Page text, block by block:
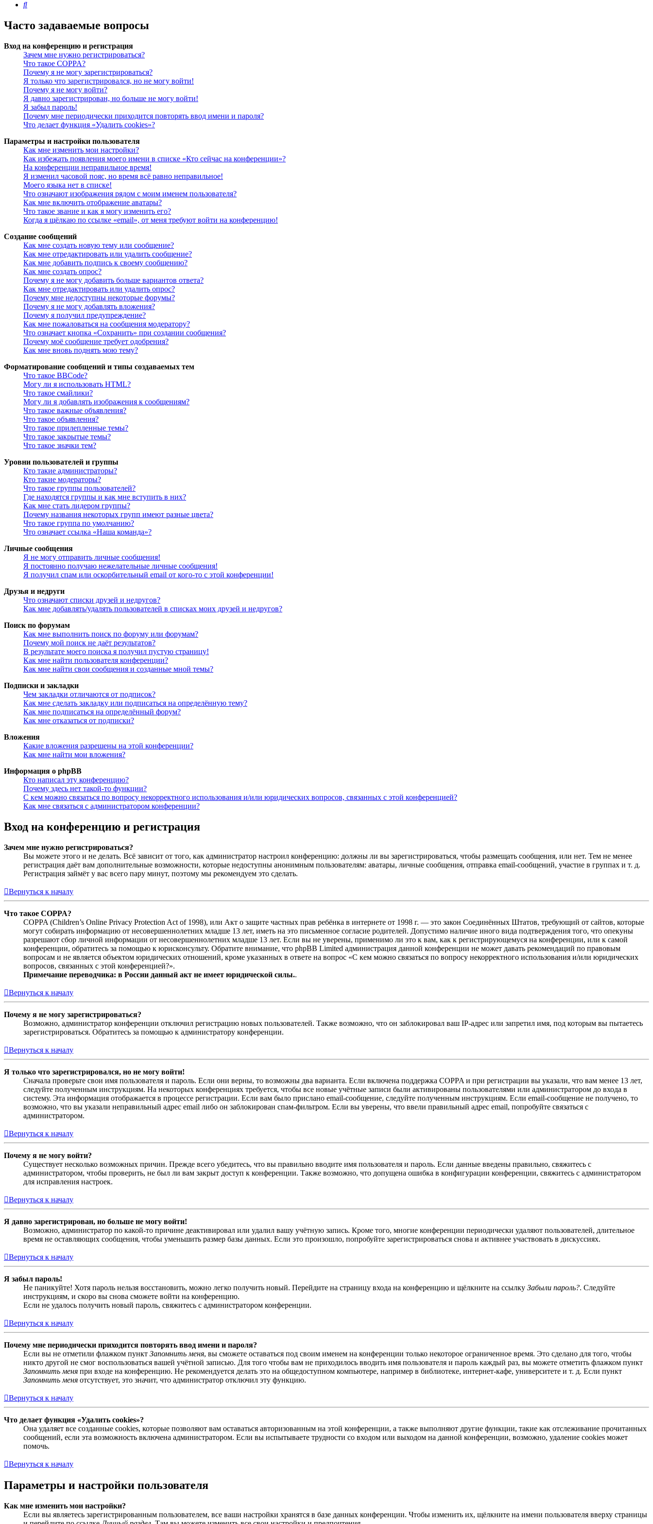
Поиск
Часто задаваемые вопросы
Вход на конференцию и регистрация
Зачем мне нужно регистрироваться?
Что такое COPPA?
Почему я не могу зарегистрироваться?
Я только что зарегистрировался, но не могу войти!
Почему я не могу войти?
Я давно зарегистрирован, но больше не могу войти!
Я забыл пароль!
Почему мне периодически приходится повторять ввод имени и пароля?
Что делает функция «Удалить cookies»?
Параметры и настройки пользователя
Как мне изменить мои настройки?
Как избежать появления моего имени в списке «Кто сейчас на конференции»?
На конференции неправильное время!
Я изменил часовой пояс, но время всё равно неправильное!
Моего языка нет в списке!
Что означают изображения рядом с моим именем пользователя?
Как мне включить отображение аватары?
Что такое звание и как я могу изменить его?
Когда я щёлкаю по ссылке «email», от меня требуют войти на конференцию!
Создание сообщений
Как мне создать новую тему или сообщение?
Как мне отредактировать или удалить сообщение?
Как мне добавить подпись к своему сообщению?
Как мне создать опрос?
Почему я не могу добавить больше вариантов ответа?
Как мне отредактировать или удалить опрос?
Почему мне недоступны некоторые форумы?
Почему я не могу добавлять вложения?
Почему я получил предупреждение?
Как мне пожаловаться на сообщения модератору?
Что означает кнопка «Сохранить» при создании сообщения?
Почему моё сообщение требует одобрения?
Как мне вновь поднять мою тему?
Форматирование сообщений и типы создаваемых тем
Что такое BBCode?
Могу ли я использовать HTML?
Что такое смайлики?
Могу ли я добавлять изображения к сообщениям?
Что такое важные объявления?
Что такое объявления?
Что такое прилепленные темы?
Что такое закрытые темы?
Что такое значки тем?
Уровни пользователей и группы
Кто такие администраторы?
Кто такие модераторы?
Что такое группы пользователей?
Где находятся группы и как мне вступить в них?
Как мне стать лидером группы?
Почему названия некоторых групп имеют разные цвета?
Что такое группа по умолчанию?
Что означает ссылка «Наша команда»?
Личные сообщения
Я не могу отправить личные сообщения!
Я постоянно получаю нежелательные личные сообщения!
Я получил спам или оскорбительный email от кого-то с этой конференции!
Друзья и недруги
Что означают списки друзей и недругов?
Как мне добавлять/удалять пользователей в списках моих друзей и недругов?
Поиск по форумам
Как мне выполнить поиск по форуму или форумам?
Почему мой поиск не даёт результатов?
В результате моего поиска я получил пустую страницу!
Как мне найти пользователя конференции?
Как мне найти свои сообщения и созданные мной темы?
Подписки и закладки
Чем закладки отличаются от подписок?
Как мне сделать закладку или подписаться на определённую тему?
Как мне подписаться на определённый форум?
Как мне отказаться от подписки?
Вложения
Какие вложения разрешены на этой конференции?
Как мне найти мои вложения?
Информация о phpBB
Кто написал эту конференцию?
Почему здесь нет такой-то функции?
С кем можно связаться по вопросу некорректного использования и/или юридических вопросов, связанных с этой конференцией?
Как мне связаться с администратором конференции?
Вход на конференцию и регистрация
Зачем мне нужно регистрироваться?
Вы можете этого и не делать. Всё зависит от того, как администратор настроил конференцию: должны ли вы зарегистрироваться, чтобы размещать сообщения, или нет. Тем не менее
регистрация даёт вам дополнительные возможности, которые недоступны анонимным пользователям: аватары, личные сообщения, отправка email-сообщений, участие в группах и т. д.
Регистрация займёт у вас всего пару минут, поэтому мы рекомендуем это сделать.
Вернуться к началу
Что такое COPPA?
COPPA (Children’s Online Privacy Protection Act of 1998), или Акт о защите частных прав ребёнка в интернете от 1998 г. — это закон Соединённых Штатов, требующий от сайтов, которые
могут собирать информацию от несовершеннолетних младше 13 лет, иметь на это письменное согласие родителей. Допустимо наличие иного вида подтверждения того, что опекуны
разрешают сбор личной информации от несовершеннолетних младше 13 лет. Если вы не уверены, применимо ли это к вам, как к регистрирующемуся на конференции, или к самой
конференции, обратитесь за помощью к юрисконсульту. Обратите внимание, что phpBB Limited администрация данной конференции не может давать рекомендаций по правовым
вопросам и не является объектом юридических отношений, кроме указанных в ответе на вопрос «С кем можно связаться по вопросу некорректного использования и/или юридических
вопросов, связанных с этой конференцией?».
Примечание переводчика: в России данный акт не имеет юридической силы..
Вернуться к началу
Почему я не могу зарегистрироваться?
Возможно, администратор конференции отключил регистрацию новых пользователей. Также возможно, что он заблокировал ваш IP-адрес или запретил имя, под которым вы пытаетесь
зарегистрироваться. Обратитесь за помощью к администратору конференции.
Вернуться к началу
Я только что зарегистрировался, но не могу войти!
Сначала проверьте свои имя пользователя и пароль. Если они верны, то возможны два варианта. Если включена поддержка COPPA и при регистрации вы указали, что вам менее 13 лет,
следуйте полученным инструкциям. На некоторых конференциях требуется, чтобы все новые учётные записи были активированы пользователями или администратором до входа в
систему. Эта информация отображается в процессе регистрации. Если вам было прислано email-сообщение, следуйте полученным инструкциям. Если email-сообщение не получено, то
возможно, что вы указали неправильный адрес email либо он заблокирован спам-фильтром. Если вы уверены, что ввели правильный адрес email, попробуйте связаться с
администратором.
Вернуться к началу
Почему я не могу войти?
Существует несколько возможных причин. Прежде всего убедитесь, что вы правильно вводите имя пользователя и пароль. Если данные введены правильно, свяжитесь с
администратором, чтобы проверить, не был ли вам закрыт доступ к конференции. Также возможно, что допущена ошибка в конфигурации конференции, свяжитесь с администратором
для исправления настроек.
Вернуться к началу
Я давно зарегистрирован, но больше не могу войти!
Возможно, администратор по какой-то причине деактивировал или удалил вашу учётную запись. Кроме того, многие конференции периодически удаляют пользователей, длительное
время не оставляющих сообщения, чтобы уменьшить размер базы данных. Если это произошло, попробуйте зарегистрироваться снова и активнее участвовать в дискуссиях.
Вернуться к началу
Я забыл пароль!
Не паникуйте! Хотя пароль нельзя восстановить, можно легко получить новый. Перейдите на страницу входа на конференцию и щёлкните на ссылку Забыли пароль?. Следуйте
инструкциям, и скоро вы снова сможете войти на конференцию.
Если не удалось получить новый пароль, свяжитесь с администратором конференции.
Вернуться к началу
Почему мне периодически приходится повторять ввод имени и пароля?
Если вы не отметили флажком пункт Запомнить меня, вы сможете оставаться под своим именем на конференции только некоторое ограниченное время. Это сделано для того, чтобы
никто другой не смог воспользоваться вашей учётной записью. Для того чтобы вам не приходилось вводить имя пользователя и пароль каждый раз, вы можете отметить флажком пункт
Запомнить меня при входе на конференцию. Не рекомендуется делать это на общедоступном компьютере, например в библиотеке, интернет-кафе, университете и т. д. Если пункт
Запомнить меня отсутствует, это значит, что администратор отключил эту функцию.
Вернуться к началу
Что делает функция «Удалить cookies»?
Она удаляет все созданные cookies, которые позволяют вам оставаться авторизованным на этой конференции, а также выполняют другие функции, такие как отслеживание прочитанных
сообщений, если эта возможность включена администратором. Если вы испытываете трудности со входом или выходом на данной конференции, возможно, удаление cookies может
помочь.
Вернуться к началу
Параметры и настройки пользователя
Как мне изменить мои настройки?
Если вы являетесь зарегистрированным пользователем, все ваши настройки хранятся в базе данных конференции. Чтобы изменить их, щёлкните на имени пользователя вверху страницы